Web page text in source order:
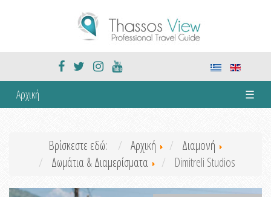
Αρχική ☰
Βρίσκεστε εδώ: Αρχική
Διαμονή
Δωμάτια & Διαμερίσματα
Dimitreli Studios